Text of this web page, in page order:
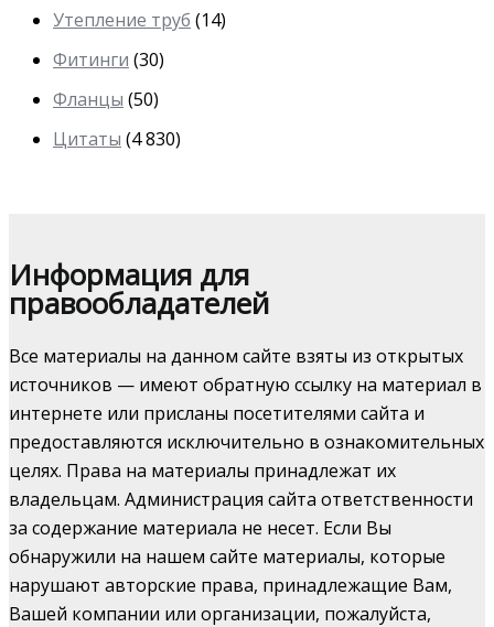
Утепление труб (14)
Фитинги (30)
Фланцы (50)
Цитаты (4 830)
Информация для
правообладателей
Все материалы на данном сайте взяты из открытых
источников — имеют обратную ссылку на материал в
интернете или присланы посетителями сайта и
предоставляются исключительно в ознакомительных
целях. Права на материалы принадлежат их
владельцам. Администрация сайта ответственности
за содержание материала не несет. Если Вы
обнаружили на нашем сайте материалы, которые
нарушают авторские права, принадлежащие Вам,
Вашей компании или организации, пожалуйста,